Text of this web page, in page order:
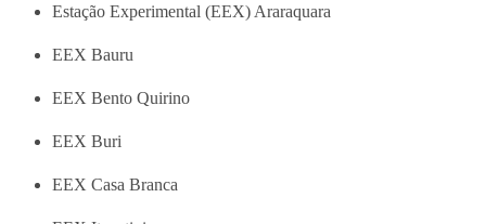
Estação Experimental (EEX) Araraquara
EEX Bauru
EEX Bento Quirino
EEX Buri
EEX Casa Branca